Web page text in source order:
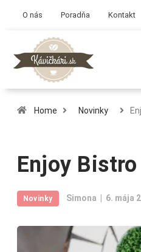
O nás Poradňa Kontakt
Home Novinky
Enjoy
Novinky Simona 6. mája